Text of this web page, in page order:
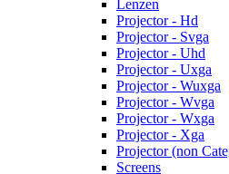
Lenzen
Projector - Hd
Projector - Svga
Projector - Uhd
Projector - Uxga
Projector - Wuxga
Projector - Wvga
Projector - Wxga
Projector - Xga
Projector (non
Screens